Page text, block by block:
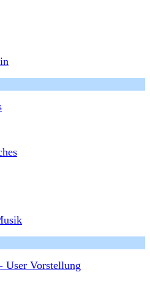
User Vorstellung